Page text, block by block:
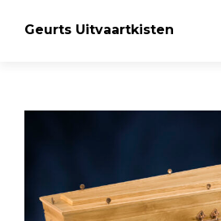
Geurts Uitvaartkisten